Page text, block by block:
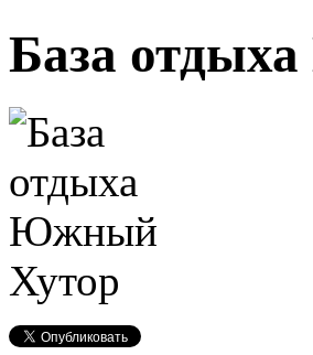
База